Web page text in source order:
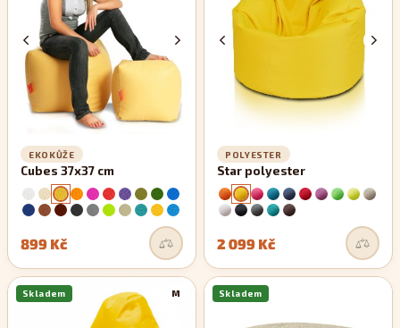
EKOKŮŽE
Cubes 37x37 cm
899 Kč
POLYESTER
Star polyester
2 099 Kč
M
Skladem Skladem